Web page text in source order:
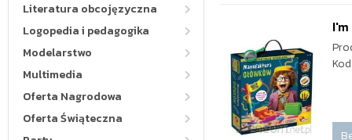
Literatura obcojęzyczna
Logopedia i pedagogika
Modelarstwo
Multimedia
Oferta Nagrodowa
Oferta Świąteczna